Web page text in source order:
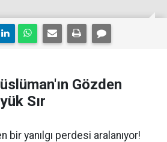
Gözden
Sır
bir yanılgı perdesi aralanıyor!